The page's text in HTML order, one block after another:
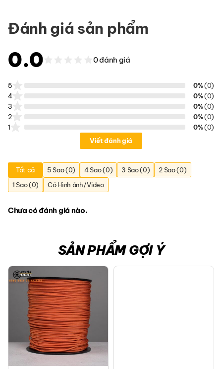
Đánh giá sản phẩm
0.0 0 đánh giá
5 0%(0)
4
0%(0)
3
0%(0)
2
0%(0)
1
0%(0)
Viết đánh giá
Tất cả 5 Sao (0) 4 Sao (0) 3 Sao (0)
2 Sao (0)
1 Sao (0)
Có Hình ảnh/Video
Chưa có đánh giá nào.
SẢN PHẨM GỢI Ý